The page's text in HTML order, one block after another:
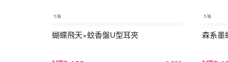
1/6
蝴蝶飛天×蚊香盤U型耳夾
1/6
森系墨